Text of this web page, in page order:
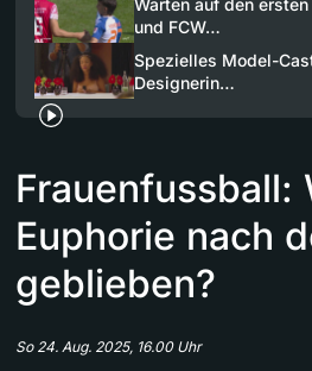
und FCW…
Spezielles Model-
Designerin…
Frauenfussball:
Euphorie nach
geblieben?
So 24. Aug. 2025, 16.00 Uhr